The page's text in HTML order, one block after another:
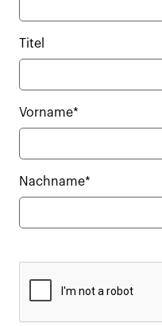
Titel
Vorname*
Nachname*